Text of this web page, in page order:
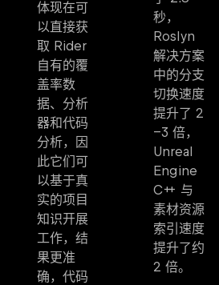
体现在可
以直接获
取 Rider
自有的覆
盖率数
据、分析
器和代码
分析，因
此它们可
以基于真
实的项目
知识开展
工作，结
果更准
确，代码
秒，
Roslyn
解决方案
中的分支
切换速度
提升了 2
–3 倍，
Unreal
Engine
C++ 与
素材资源
索引速度
提升了约
2 倍。